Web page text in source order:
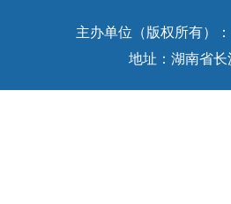
主办单位（版权所有）
地址：湖南省